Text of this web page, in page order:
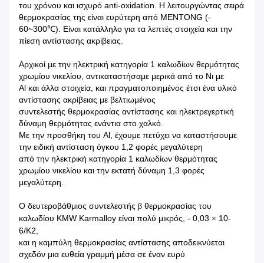
του χρόνου και ισχυρό anti-oxidation. Η λειτουργώντας σειρά
θερμοκρασίας της είναι ευρύτερη από MENTONG (-
60~300℃). Είναι κατάλληλο για τα λεπτές στοιχεία και την
πίεση αντίστασης ακρίβειας.
Αρχικοί με την ηλεκτρική κατηγορία 1 καλωδίων θερμότητας
χρωμίου νικελίου, αντικαταστήσαμε μερικά από το Νι με
Al και άλλα στοιχεία, και πραγματοποιημένος έτσι ένα υλικό
αντίστασης ακρίβειας με βελτιωμένος
συντελεστής θερμοκρασίας αντίστασης και ηλεκτρεγερτική
δύναμη θερμότητας ενάντια στο χαλκό.
Με την προσθήκη του Al, έχουμε πετύχει να καταστήσουμε
την ειδική αντίσταση όγκου 1,2 φορές μεγαλύτερη
από την ηλεκτρική κατηγορία 1 καλωδίων θερμότητας
χρωμίου νικελίου και την εκτατή δύναμη 1,3 φορές
μεγαλύτερη.
Ο δευτεροβάθμιος συντελεστής β θερμοκρασίας του
καλωδίου KMW Karmalloy είναι πολύ μικρός, - 0,03 × 10-
6/K2,
και η καμπύλη θερμοκρασίας αντίστασης αποδεικνύεται
σχεδόν μια ευθεία γραμμή μέσα σε έναν ευρύ